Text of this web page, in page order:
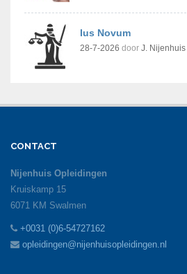
Ius Novum
28-7-2026 door J. Nijenhuis
CONTACT
Nijenhuis Opleidingen
Kruiskamp 15
6071 KM Swalmen
+0031 (0)6-54727162
opleidingen@nijenhuisopleidingen.nl